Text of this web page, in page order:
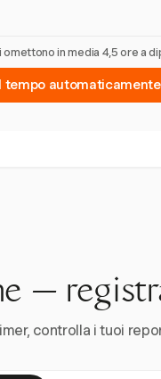
in media 4,5 ore a
tempo
—
controlla i tuoi